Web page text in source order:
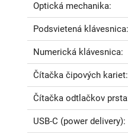
Optická mechanika
Podsvietená klávesnica
Numerická klávesnica
Čítačka čipových kariet
Čítačka odtlačkov prsta
USB-C (power delivery)